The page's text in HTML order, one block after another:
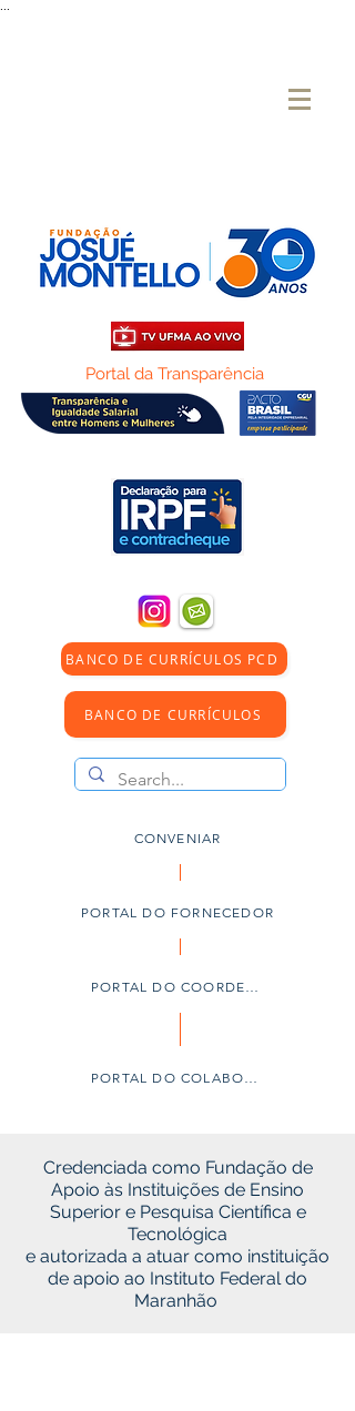
Portal da Transparência
BANCO DE CURRÍCULOS PCD
BANCO DE CURRÍCULOS
CONVENIAR
PORTAL DO FORNECEDOR
Credenciada como Fundação de
Apoio às Instituições de Ensino
Superior e Pesquisa Científica e
Tecnológica
e autorizada a atuar como instituição
de apoio ao Instituto Federal do
Maranhão